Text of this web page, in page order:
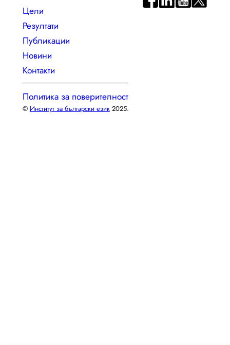
Цели
Резултати
Публикации
Новини
Контакти
Политика за поверителност
© Институт за български език2025.